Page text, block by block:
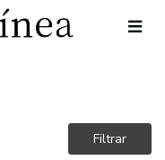
Filtrar